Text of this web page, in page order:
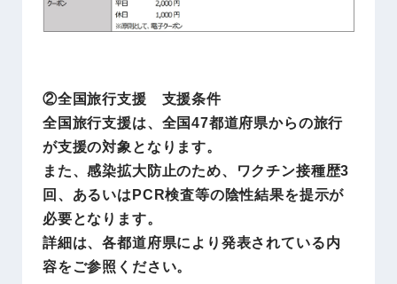
②全国旅行支援 支援条件
全国旅行支援は、全国47都道府県からの旅行
が支援の対象となります。
また、感染拡大防止のため、ワクチン接種歴3
回、あるいはPCR検査等の陰性結果を提示が
必要となります。
詳細は、各都道府県により発表されている内
容をご参照ください。